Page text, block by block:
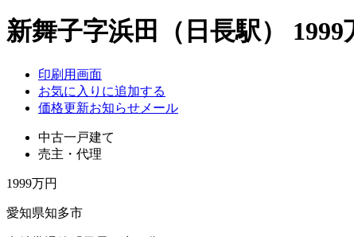
新舞子字浜田（日長駅） 1999
印刷用画面
お気に入りに追加する
価格更新お知らせメール
中古一戸建て
売主・代理
1999万円
愛知県知多市